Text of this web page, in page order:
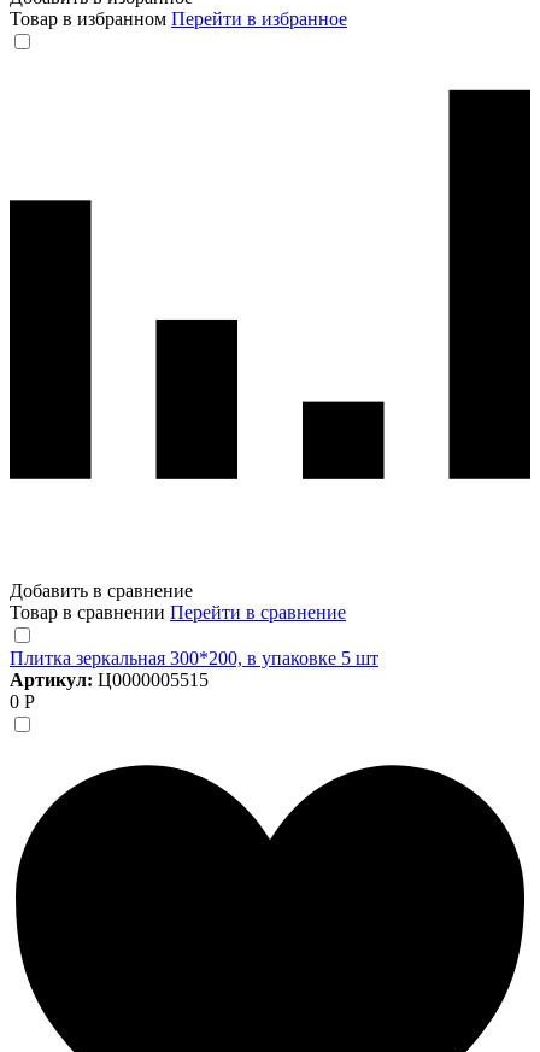
Товар в избранном Перейти в избранное
Добавить в сравнение
Товар в сравнении Перейти в сравнение
Плитка зеркальная 300*200, в упаковке 5 шт
Артикул: Ц0000005515
0 Р